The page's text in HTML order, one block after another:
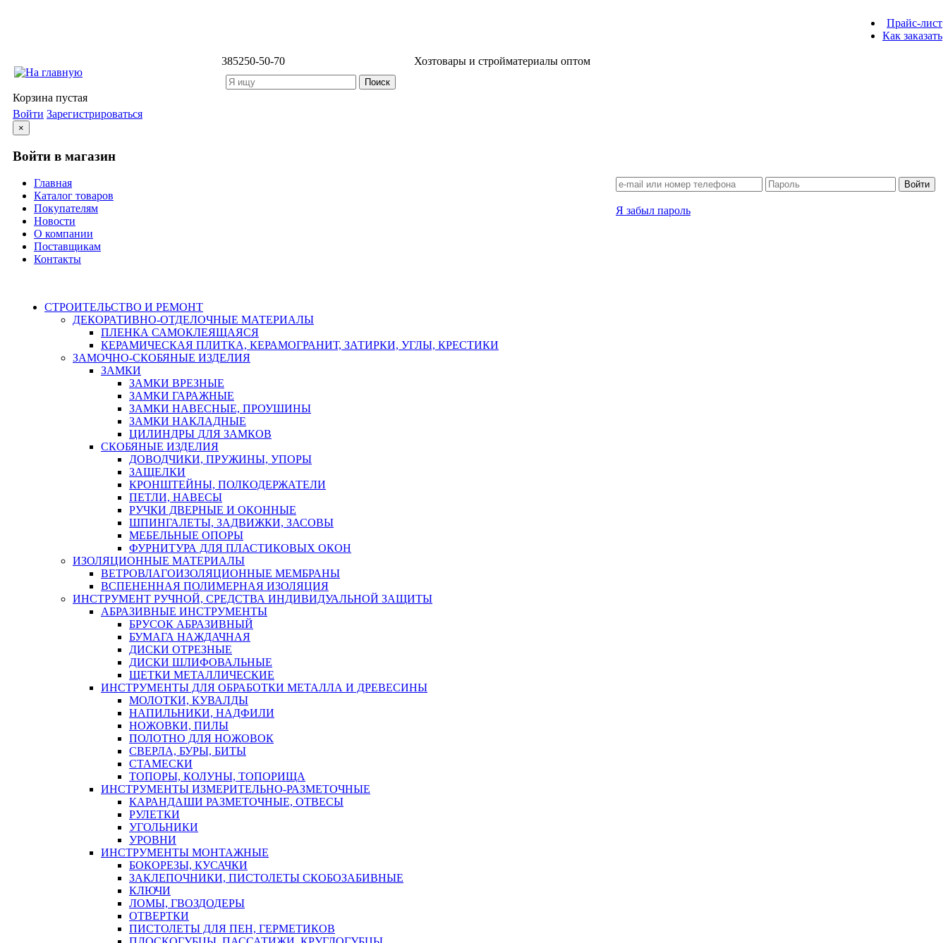
Прайс-лист
Как заказать
385250-50-70 Хозтовары и стройматериалы оптом
Корзина пустая
Войти Зарегистрироваться
×
Войти в магазин
Войти
Я забыл пароль
Главная
Каталог товаров
Покупателям
Новости
О компании
Поставщикам
Контакты
СТРОИТЕЛЬСТВО И РЕМОНТ
ДЕКОРАТИВНО-ОТДЕЛОЧНЫЕ МАТЕРИАЛЫ
ПЛЕНКА САМОКЛЕЯЩАЯСЯ
КЕРАМИЧЕСКАЯ ПЛИТКА, КЕРАМОГРАНИТ, ЗАТИРКИ, УГЛЫ, КРЕСТИКИ
ЗАМОЧНО-СКОБЯНЫЕ ИЗДЕЛИЯ
ЗАМКИ
ЗАМКИ ВРЕЗНЫЕ
ЗАМКИ ГАРАЖНЫЕ
ЗАМКИ НАВЕСНЫЕ, ПРОУШИНЫ
ЗАМКИ НАКЛАДНЫЕ
ЦИЛИНДРЫ ДЛЯ ЗАМКОВ
СКОБЯНЫЕ ИЗДЕЛИЯ
ДОВОДЧИКИ, ПРУЖИНЫ, УПОРЫ
ЗАЩЕЛКИ
КРОНШТЕЙНЫ, ПОЛКОДЕРЖАТЕЛИ
ПЕТЛИ, НАВЕСЫ
РУЧКИ ДВЕРНЫЕ И ОКОННЫЕ
ШПИНГАЛЕТЫ, ЗАДВИЖКИ, ЗАСОВЫ
МЕБЕЛЬНЫЕ ОПОРЫ
ФУРНИТУРА ДЛЯ ПЛАСТИКОВЫХ ОКОН
ИЗОЛЯЦИОННЫЕ МАТЕРИАЛЫ
ВЕТРОВЛАГОИЗОЛЯЦИОННЫЕ МЕМБРАНЫ
ВСПЕНЕННАЯ ПОЛИМЕРНАЯ ИЗОЛЯЦИЯ
ИНСТРУМЕНТ РУЧНОЙ, СРЕДСТВА ИНДИВИДУАЛЬНОЙ ЗАЩИТЫ
АБРАЗИВНЫЕ ИНСТРУМЕНТЫ
БРУСОК АБРАЗИВНЫЙ
БУМАГА НАЖДАЧНАЯ
ДИСКИ ОТРЕЗНЫЕ
ДИСКИ ШЛИФОВАЛЬНЫЕ
ЩЕТКИ МЕТАЛЛИЧЕСКИЕ
ИНСТРУМЕНТЫ ДЛЯ ОБРАБОТКИ МЕТАЛЛА И ДРЕВЕСИНЫ
МОЛОТКИ, КУВАЛДЫ
НАПИЛЬНИКИ, НАДФИЛИ
НОЖОВКИ, ПИЛЫ
ПОЛОТНО ДЛЯ НОЖОВОК
СВЕРЛА, БУРЫ, БИТЫ
СТАМЕСКИ
ТОПОРЫ, КОЛУНЫ, ТОПОРИЩА
ИНСТРУМЕНТЫ ИЗМЕРИТЕЛЬНО-РАЗМЕТОЧНЫЕ
КАРАНДАШИ РАЗМЕТОЧНЫЕ, ОТВЕСЫ
РУЛЕТКИ
УГОЛЬНИКИ
УРОВНИ
ИНСТРУМЕНТЫ МОНТАЖНЫЕ
БОКОРЕЗЫ, КУСАЧКИ
ЗАКЛЕПОЧНИКИ, ПИСТОЛЕТЫ СКОБОЗАБИВНЫЕ
КЛЮЧИ
ЛОМЫ, ГВОЗДОДЕРЫ
ОТВЕРТКИ
ПИСТОЛЕТЫ ДЛЯ ПЕН, ГЕРМЕТИКОВ